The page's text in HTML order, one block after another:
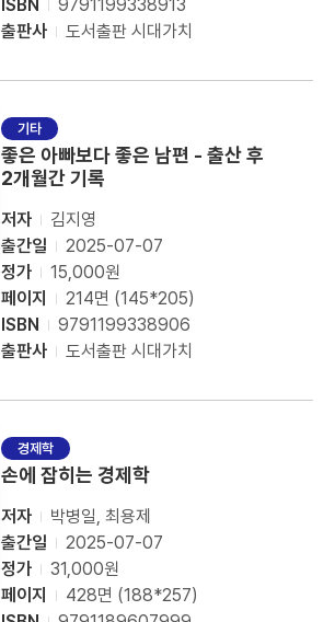
ISBN
9791199338913
출판사
도서출판 시대가치
기타
좋은 아빠보다 좋은 남편 - 출산 후
2개월간 기록
저자
김지영
출간일
2025-07-07
정가
15,000원
페이지
214면 (145*205)
ISBN
9791199338906
출판사
도서출판 시대가치
경제학
손에 잡히는 경제학
저자
박병일, 최용제
출간일
2025-07-07
정가
31,000원
페이지
428면 (188*257)